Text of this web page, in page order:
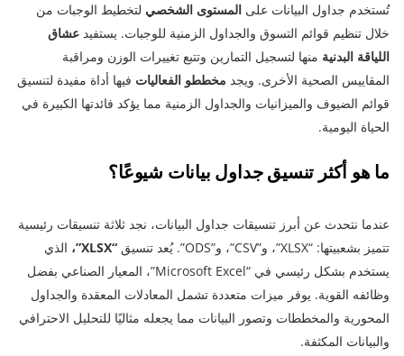
تُستخدم جداول البيانات على المستوى الشخصي لتخطيط الوجبات من
خلال تنظيم قوائم التسوق والجداول الزمنية للوجبات. يستفيد عشاق
اللياقة البدنية منها لتسجيل التمارين وتتبع تغييرات الوزن ومراقبة
المقاييس الصحية الأخرى. ويجد مخططو الفعاليات فيها أداة مفيدة لتنسيق
قوائم الضيوف والميزانيات والجداول الزمنية مما يؤكد فائدتها الكبيرة في
الحياة اليومية.
ما هو أكثر تنسيق جداول بيانات شيوعًا؟
عندما نتحدث عن أبرز تنسيقات جداول البيانات، نجد ثلاثة تنسيقات رئيسية
تتميز بشعبيتها: “XLSX”، و”CSV”، و”ODS”. يُعد تنسيق
“XLSX”،
الذي
يستخدم بشكل رئيسي في “Microsoft Excel”، المعيار الصناعي بفضل
وظائفه القوية. يوفر ميزات متعددة تشمل المعادلات المعقدة والجداول
المحورية والمخططات وتصور البيانات مما يجعله مثاليًا للتحليل الاحترافي
والبيانات المكثفة.